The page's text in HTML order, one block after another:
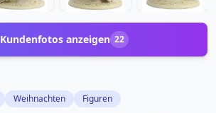
Kundenfotos anzeigen 22
Weihnachten Figuren